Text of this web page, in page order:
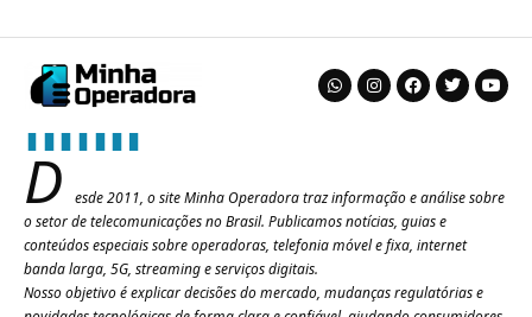
D
esde 2011, o site Minha Operadora traz informação e análise sobre
o setor de telecomunicações no Brasil. Publicamos notícias, guias e
conteúdos especiais sobre operadoras, telefonia móvel e fixa, internet
banda larga, 5G, streaming e serviços digitais.
Nosso objetivo é explicar decisões do mercado, mudanças regulatórias e